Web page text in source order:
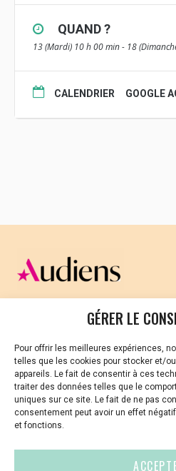
GÉRER LE
Pour offrir les meilleures expériences,
telles que les cookies pour stocker et/
appareils. Le fait de consentir à ces
traiter des données telles que le
uniques sur ce site. Le fait de ne pas
consentement peut avoir un effet
et fonctions.
programme, des avants-
rencontres, des ateliers,
régional du clip. Cette
Bretagne
s’associe au
rendez-vous « Parcours
compagnie de Julie Delpy,
QUAND ?
13 (Mardi) 10 h 00 min - 18
CALENDRIER GOOGLE
CELLULE D’ÉCOUTE ET DE
Vous avez été témoin ou vous
vous êtes référent·es
ou d’informations ?
01 87 20 30 90
violences-sexuelles-